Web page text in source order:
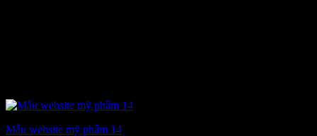
Mẫu website mỹ phẩm 14